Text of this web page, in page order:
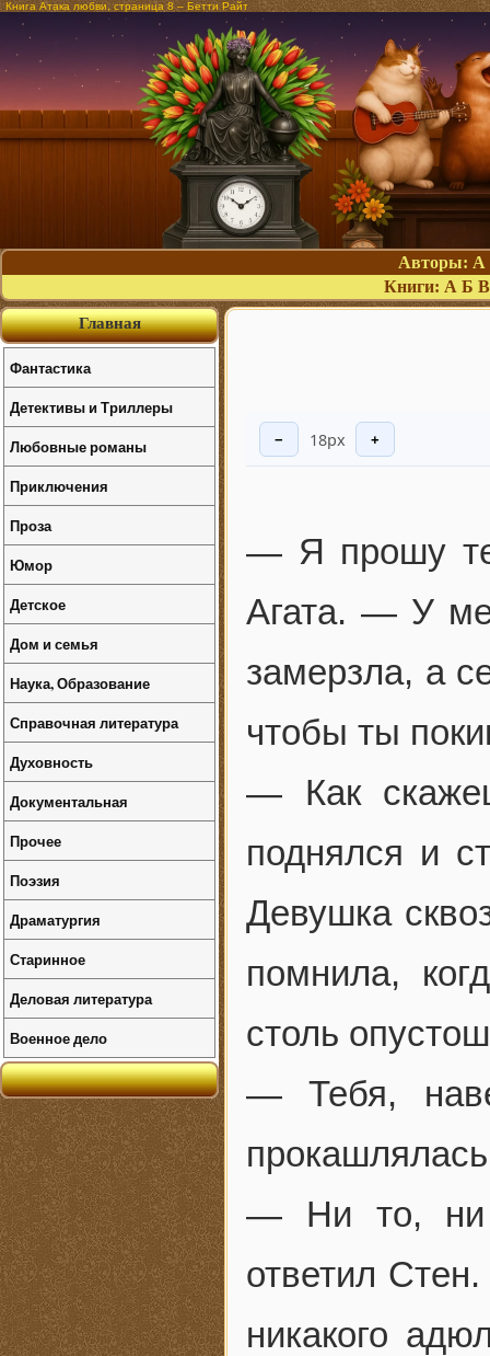
Книга Атака любви, страница 8 – Бетти Райт
Авторы: А
Книги: А Б В
− 18px +
— Я прошу
Агата. — У
замерзла, а
чтобы ты
— Как
поднялся и
Девушка
помнила,
столь
— Тебя,
— Ни то, ни
ответил
никакого
Главная
Фантастика
Детективы и Триллеры
Любовные романы
Приключения
Проза
Юмор
Детское
Дом и семья
Наука, Образование
Справочная литература
Духовность
Документальная
Прочее
Поэзия
Драматургия
Старинное
Деловая литература
Военное дело